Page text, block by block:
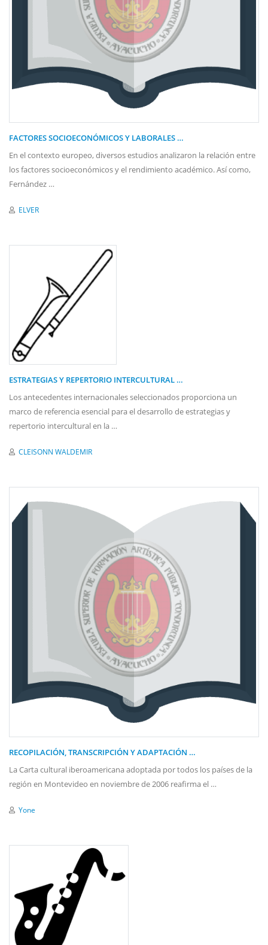
FACTORES SOCIOECONÓMICOS Y LABORALES …
En el contexto europeo, diversos estudios analizaron la relación entre
los factores socioeconómicos y el rendimiento académico. Así como,
Fernández …
ELVER
ESTRATEGIAS Y REPERTORIO INTERCULTURAL …
Los antecedentes internacionales seleccionados proporciona un
marco de referencia esencial para el desarrollo de estrategias y
repertorio intercultural en la …
CLEISONN WALDEMIR
RECOPILACIÓN, TRANSCRIPCIÓN Y ADAPTACIÓN …
La Carta cultural iberoamericana adoptada por todos los países de la
región en Montevideo en noviembre de 2006 reafirma el …
Yone